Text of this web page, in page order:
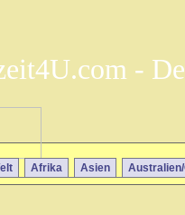
-
Afrika Asien